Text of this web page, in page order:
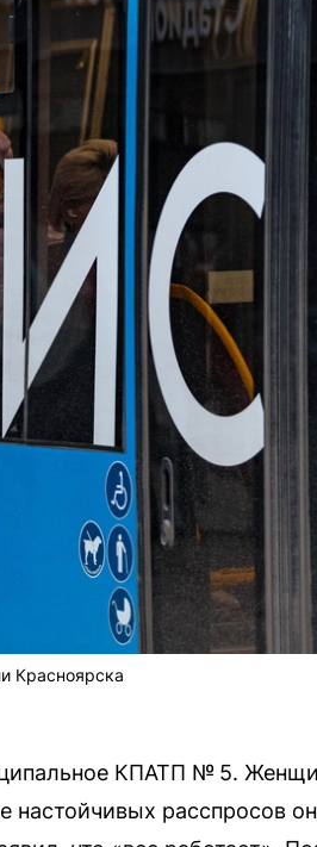
Красноярска
КПАТП № 5.
настойчивых расспросов